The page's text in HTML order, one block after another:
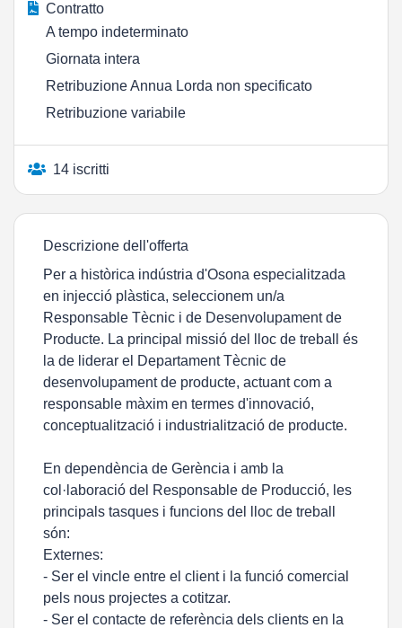
Contratto
A tempo indeterminato
Giornata intera
Retribuzione Annua Lorda non specificato
Retribuzione variabile
14 iscritti
Descrizione dell'offerta
Per a històrica indústria d'Osona especialitzada
en injecció plàstica, seleccionem un/a
Responsable Tècnic i de Desenvolupament de
Producte. La principal missió del lloc de treball és
la de liderar el Departament Tècnic de
desenvolupament de producte, actuant com a
responsable màxim en termes d'innovació,
conceptualització i industrialització de producte.
En dependència de Gerència i amb la
col·laboració del Responsable de Producció, les
principals tasques i funcions del lloc de treball
són:
Externes:
- Ser el vincle entre el client i la funció comercial
pels nous projectes a cotitzar.
- Ser el contacte de referència dels clients en la